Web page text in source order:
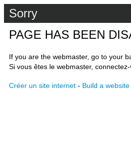
Sorry
PAGE HAS BEEN
If you are the webmaster, go to your
Si vous êtes le webmaster,
Créer un site internet - Build a website